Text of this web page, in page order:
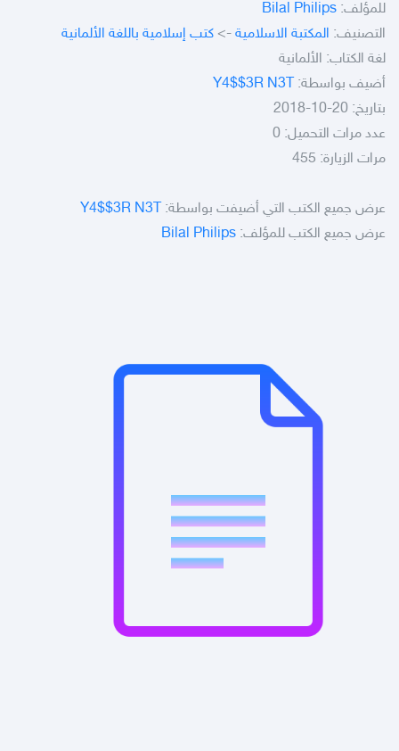
للمؤلف: Bilal Philips
التصنيف: المكتبة الاسلامية -> كتب إسلامية باللغة الألمانية
لغة الكتاب: الألمانية
أضيف بواسطة: Y4$$3R N3T
بتاريخ: 20-10-2018
عدد مرات التحميل: 0
مرات الزيارة: 455
عرض جميع الكتب التي أضيفت بواسطة: Y4$$3R N3T
عرض جميع الكتب للمؤلف: Bilal Philips